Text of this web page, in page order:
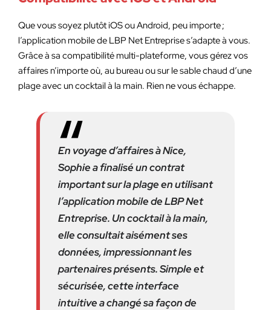
Que vous soyez plutôt iOS ou Android, peu importe ;
l’application mobile de LBP Net Entreprise s’adapte à vous.
Grâce à sa compatibilité multi-plateforme, vous gérez vos
affaires n’importe où, au bureau ou sur le sable chaud d’une
plage avec un cocktail à la main. Rien ne vous échappe.
En voyage d’affaires à Nice,
Sophie a finalisé un contrat
important sur la plage en utilisant
l’application mobile de LBP Net
Entreprise. Un cocktail à la main,
elle consultait aisément ses
données, impressionnant les
partenaires présents. Simple et
sécurisée, cette interface
intuitive a changé sa façon de